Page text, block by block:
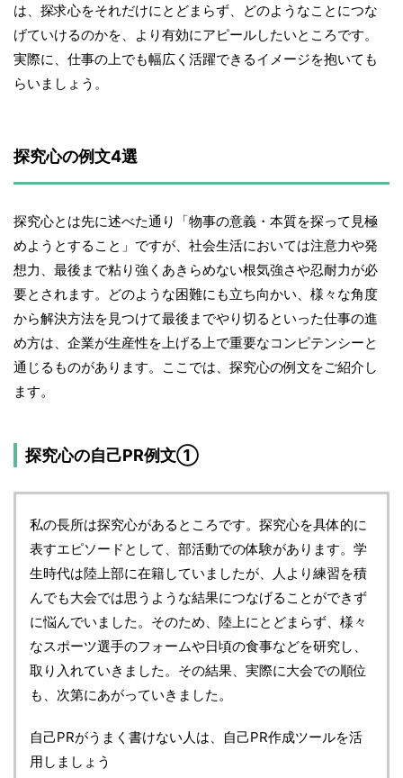
は、探求心をそれだけにとどまらず、どのようなことにつな
げていけるのかを、より有効にアピールしたいところです。
実際に、仕事の上でも幅広く活躍できるイメージを抱いても
らいましょう。
探究心の例文4選
探究心とは先に述べた通り「物事の意義・本質を探って見極
めようとすること」ですが、社会生活においては注意力や発
想力、最後まで粘り強くあきらめない根気強さや忍耐力が必
要とされます。どのような困難にも立ち向かい、様々な角度
から解決方法を見つけて最後までやり切るといった仕事の進
め方は、企業が生産性を上げる上で重要なコンピテンシーと
通じるものがあります。ここでは、探究心の例文をご紹介し
ます。
探究心の自己PR例文①
私の長所は探究心があるところです。探究心を具体的に
表すエピソードとして、部活動での体験があります。学
生時代は陸上部に在籍していましたが、人より練習を積
んでも大会では思うような結果につなげることができず
に悩んでいました。そのため、陸上にとどまらず、様々
なスポーツ選手のフォームや日頃の食事などを研究し、
取り入れていきました。その結果、実際に大会での順位
も、次第にあがっていきました。
自己PRがうまく書けない人は、自己PR作成ツールを活
用しましょう